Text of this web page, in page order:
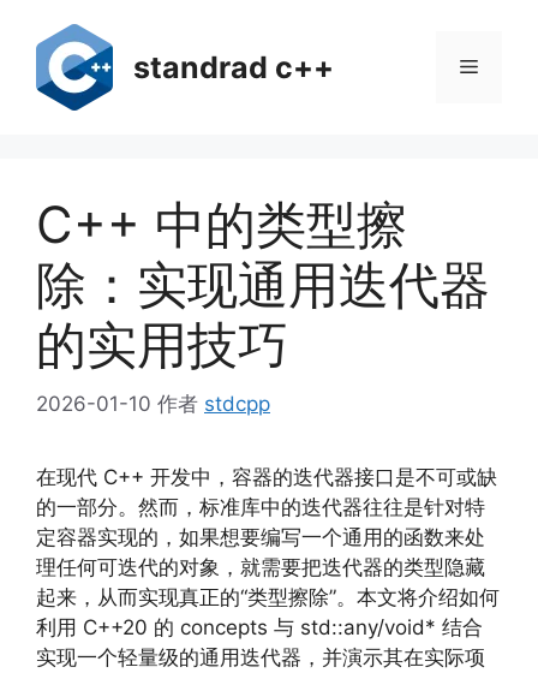
standrad c++ 菜
C++ 中的类型擦
除：实现通用迭代器
的实用技巧
2026-01-10 作者 stdcpp
在现代 C++ 开发中，容器的迭代器接口是不可或缺
的一部分。然而，标准库中的迭代器往往是针对特
定容器实现的，如果想要编写一个通用的函数来处
理任何可迭代的对象，就需要把迭代器的类型隐藏
起来，从而实现真正的“类型擦除”。本文将介绍如何
利用 C++20 的 concepts 与 std::any/void* 结合
实现一个轻量级的通用迭代器，并演示其在实际项